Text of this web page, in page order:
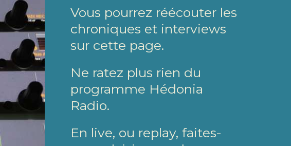
Vous pourrez réécouter les
chroniques et interviews
sur cette page.
Ne ratez plus rien du
programme Hédonia
Radio.
En live, ou replay, faites-